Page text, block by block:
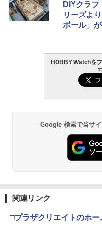
DIYクラ
リーズよ
ボール」
HOBBY Watchを
Google 検索で当サ
関連リンク
□プラザクリエイトのホー